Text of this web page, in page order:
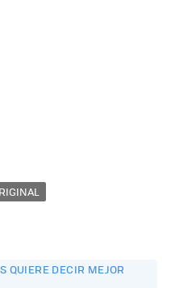
QUIERE DECIR MEJOR